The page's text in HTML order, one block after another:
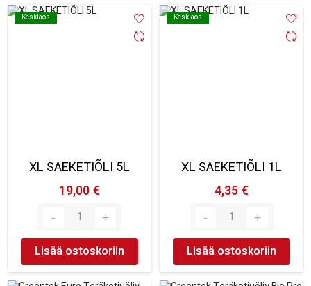
Kesklaos
Kesklaos
XL SAEKETIÕLI 5L
19,00 €
Lisää ostoskoriin
Kesklaos
Kesklaos
XL SAEKETIÕLI 1L
4,35 €
Lisää ostoskoriin